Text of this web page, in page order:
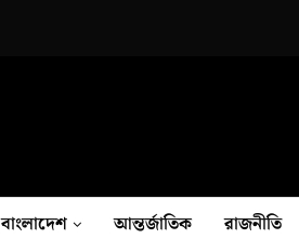
বাংলাদেশ আন্তর্জাতিক রাজনীতি